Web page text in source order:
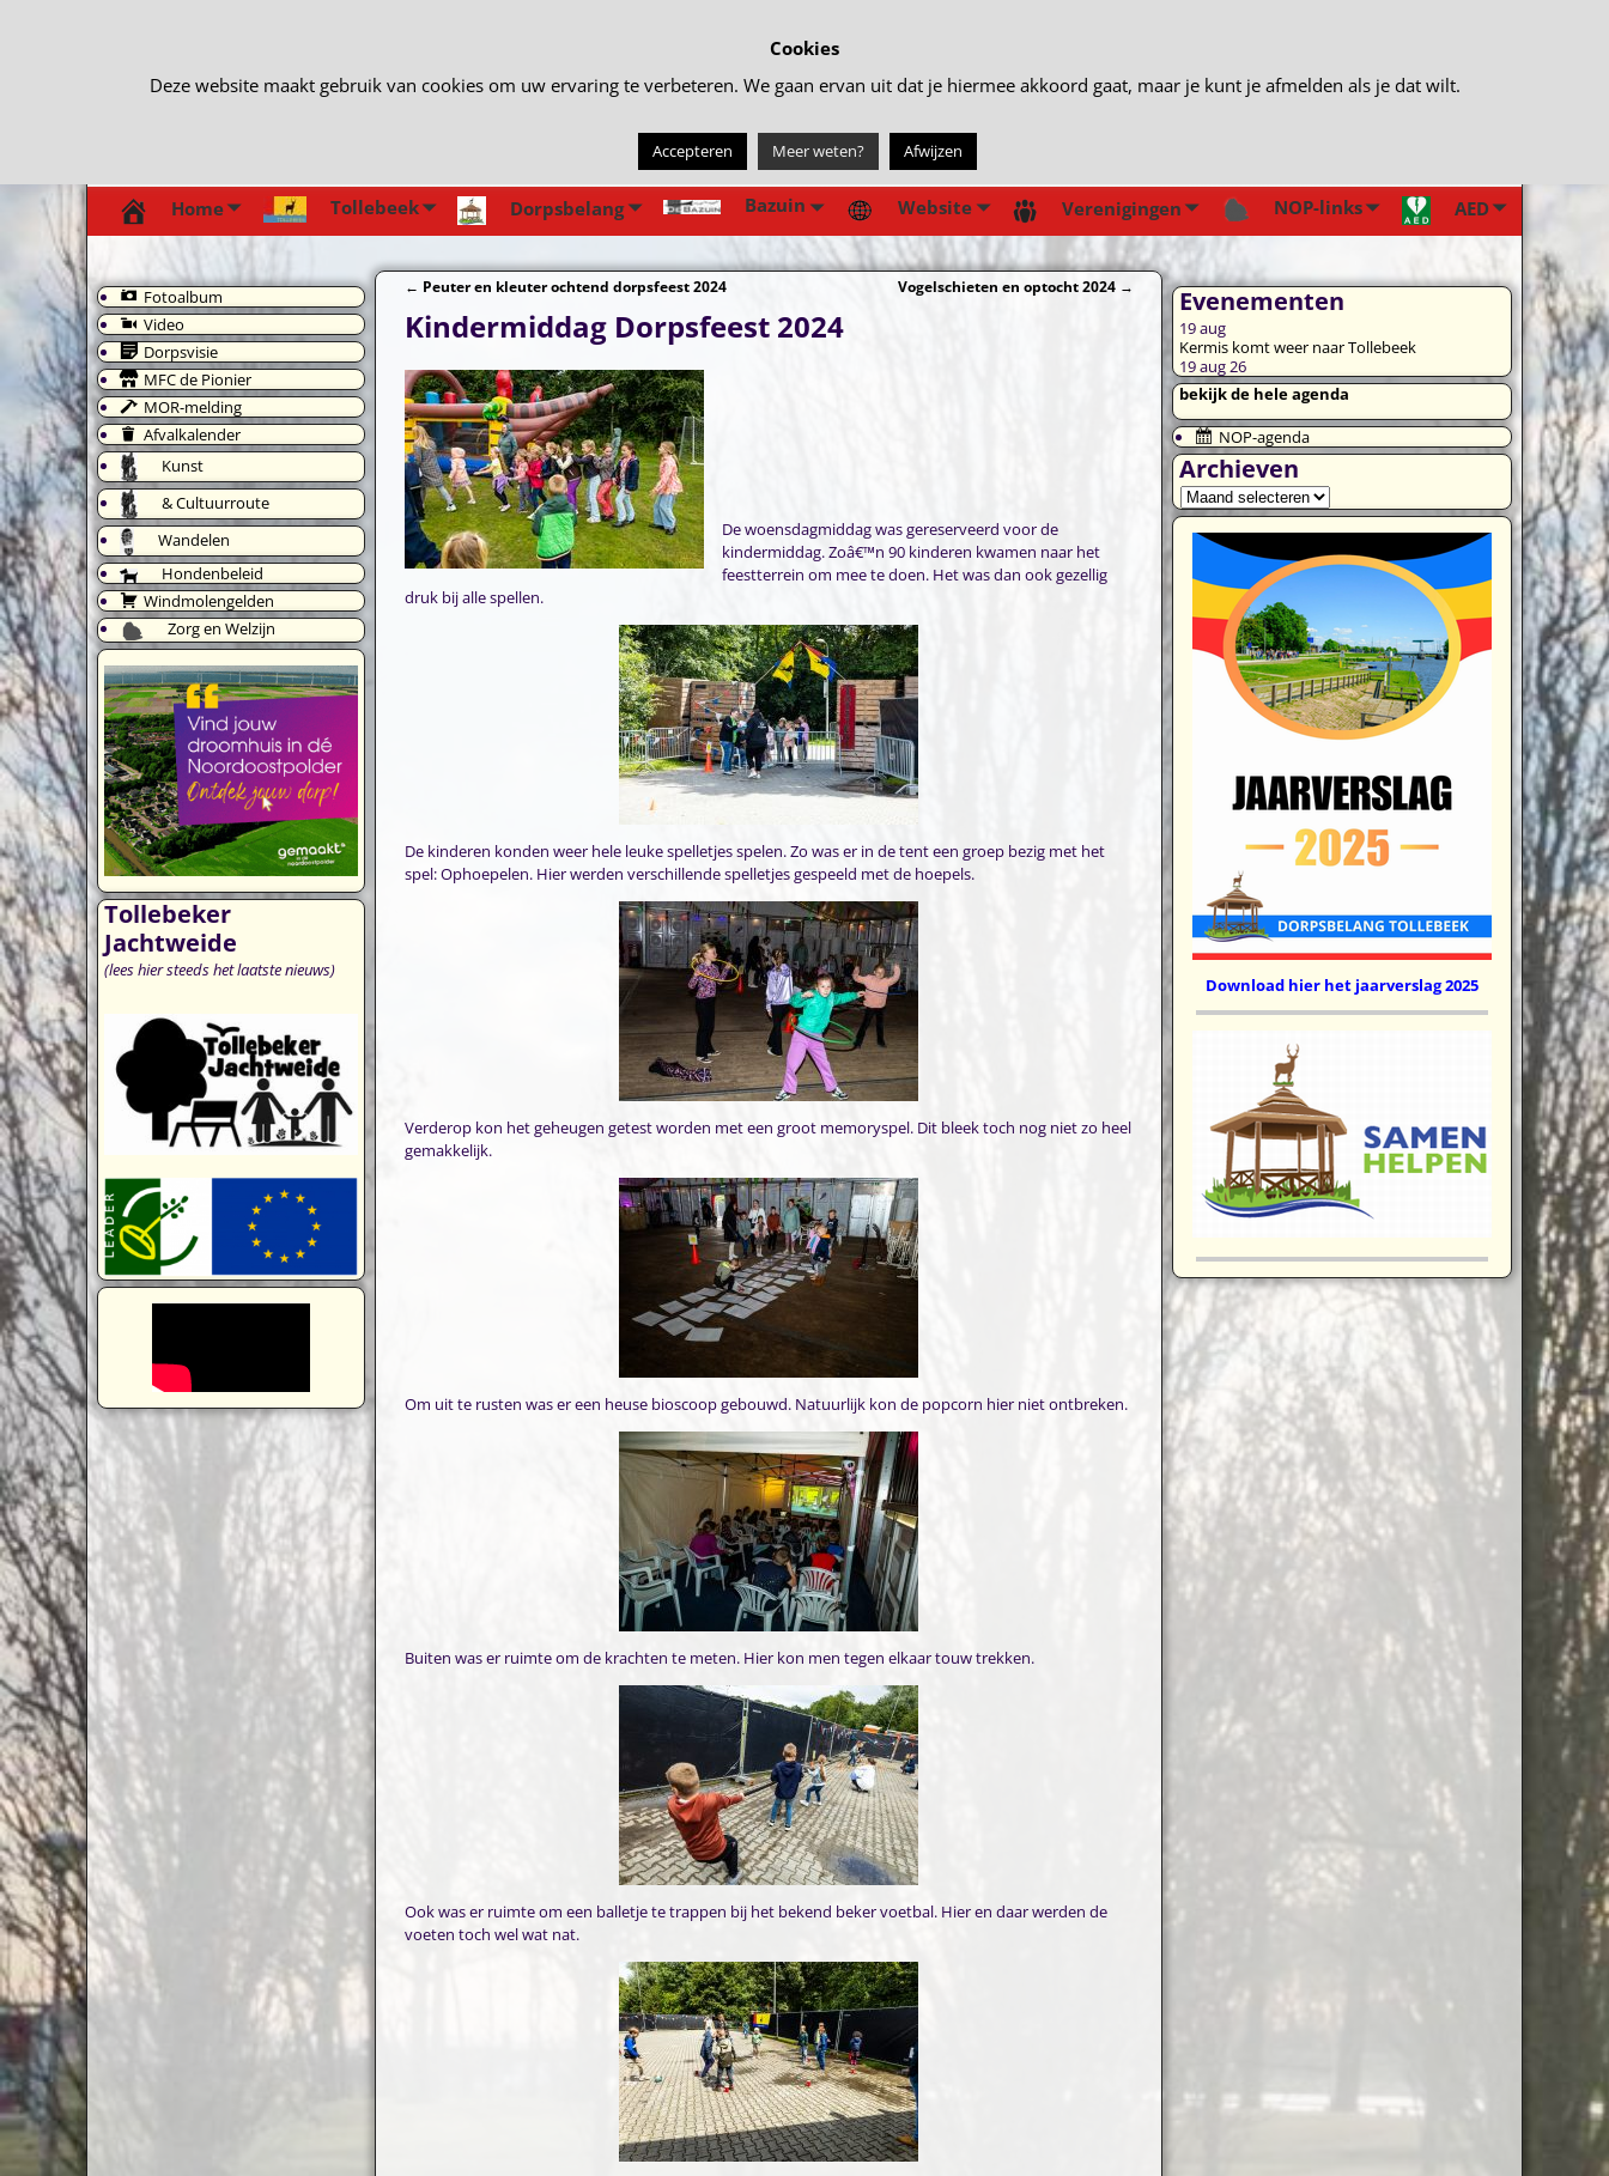
Home Tollebeek Dorpsbelang Bazuin Website Verenigingen NOP-links AED
← Peuter en kleuter ochtend dorpsfeest 2024 Vogelschieten en optocht 2024 →
Kindermiddag Dorpsfeest 2024
De woensdagmiddag was gereserveerd voor de
kindermiddag. Zoâ€™n 90 kinderen kwamen naar het
feestterrein om mee te doen. Het was dan ook gezellig
druk bij alle spellen.
De kinderen konden weer hele leuke spelletjes spelen. Zo was er in de tent een groep bezig met het
spel: Ophoepelen. Hier werden verschillende spelletjes gespeeld met de hoepels.
Verderop kon het geheugen getest worden met een groot memoryspel. Dit bleek toch nog niet zo heel
gemakkelijk.
Om uit te rusten was er een heuse bioscoop gebouwd. Natuurlijk kon de popcorn hier niet ontbreken.
Buiten was er ruimte om de krachten te meten. Hier kon men tegen elkaar touw trekken.
Ook was er ruimte om een balletje te trappen bij het bekend beker voetbal. Hier en daar werden de
voeten toch wel wat nat.
Fotoalbum
Video
Dorpsvisie
MFC de Pionier
MOR-melding
Afvalkalender
Kunst
& Cultuurroute
Wandelen
Hondenbeleid
Windmolengelden
Zorg en Welzijn
Tollebeker
Jachtweide
(lees hier steeds het laatste nieuws)
Evenementen
19aug
Kermis komt weer naar Tollebeek
19 aug 26
bekijk de hele agenda
NOP-agenda
Archieven
Download hier het jaarverslag 2025
Cookies
Deze website maakt gebruik van cookies om uw ervaring te verbeteren. We gaan ervan uit dat je hiermee akkoord gaat, maar je kunt je afmelden als je dat wilt.
Accepteren Meer weten? Afwijzen